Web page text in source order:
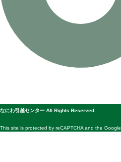
なにわ引越センター All Rights Reserved.
This site is protected by reCAPTCHA and the Google